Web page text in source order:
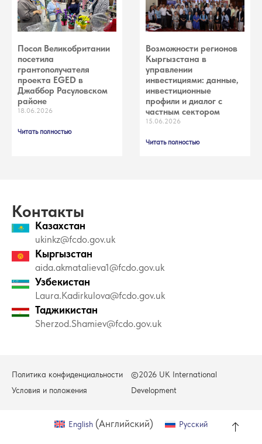
Посол Великобритании
посетила
грантополучателя
проекта EGED в
Джаббор Расуловском
районе
18.06.2026
Читать полностью
Возможности регионов
Кыргызстана в
управлении
инвестициями: данные,
инвестиционные
профили и диалог с
частным сектором
15.06.2026
Читать полностью
Контакты
Казахстан
ukinkz@fcdo.gov.uk
Кыргызстан
aida.akmatalieva1@fcdo.gov.uk
Узбекистан
Laura.Kadirkulova@fcdo.gov.uk
Таджикистан
Sherzod.Shamiev@fcdo.gov.uk
Политика конфиденциальности
Условия и положения
©2026 UK International
Development
English (Английский) Русский